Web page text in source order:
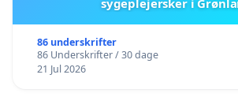
86 underskrifter
86 Underskrifter / 30 dage
21 Jul 2026